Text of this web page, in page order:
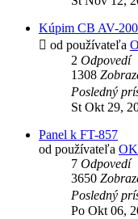
Kúpim CB AV-
od používateľa
2 Odpovedí
1308
Posledný
St Okt 29,
Panel k FT-857
od používateľa
7 Odpovedí
3650
Posledný
Po Okt 06,